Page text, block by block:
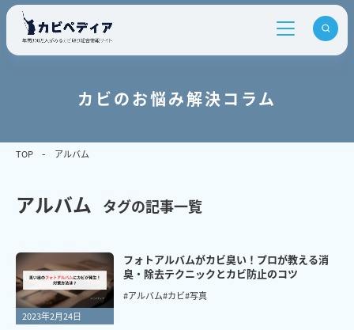
カビのお悩み解決コラム
TOP アルバム
アルバム タグの記事一覧
2023年2月24日
フォトアルバムがカビ臭い！プロが教える消
臭・除去テクニックとカビ防止のコツ
#アルバム#カビ#写真